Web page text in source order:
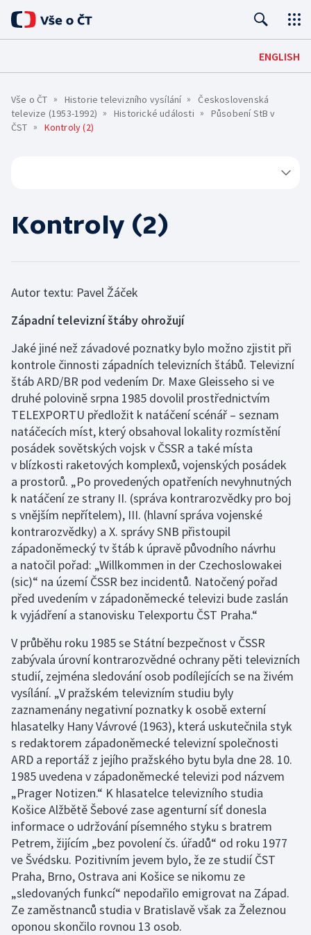
ENGLISH
Kontakty
Lidé
Rada ČT
Etický panel
Statut ČT
Kodex ČT
ČT podporuje
Hasičský sbor
Červené tlačítko
Jak sledovat
Edice ČT
Přístupnost
Vliv vysílání na děti
Časté dotazy
SPOLUPRÁCE A KARIÉRA
Scénický provoz
Produkce a audiovizuální tvorba
Reklama
Pravidla pro dodavatele
Veřejné zakázky
Registr
Zákony
Standardy ČT
GDPR
Svobodný přístup k informacím
Smluvní podmínky ČT
Bezpečnostní pravidla pro návštěvníky ČT
Vše o ČT Historie televizního vysílání
Československá
televize (1953-1992)
Historické události
Působení StB v
ČST
Kontroly (2)
Kontroly (2)
Autor textu: Pavel Žáček
Západní televizní štáby ohrožují
Jaké jiné než závadové poznatky bylo možno zjistit při
kontrole činnosti západních televizních štábů. Televizní
štáb ARD/BR pod vedením Dr. Maxe Gleisseho si ve
druhé polovině srpna 1985 dovolil prostřednictvím
TELEXPORTU předložit k natáčení scénář – seznam
natáčecích míst, který obsahoval lokality rozmístění
posádek sovětských vojsk v ČSSR a také místa
v blízkosti raketových komplexů, vojenských posádek
a prostorů. „Po provedených opatřeních nevyhnutných
k natáčení ze strany II. (správa kontrarozvědky pro boj
s vnějším nepřítelem), III. (hlavní správa vojenské
kontrarozvědky) a X. správy SNB přistoupil
západoněmecký tv štáb k úpravě původního návrhu
a natočil pořad: „Willkommen in der Czechoslowakei
(sic)“ na území ČSSR bez incidentů. Natočený pořad
před uvedením v západoněmecké televizi bude zaslán
k vyjádření a stanovisku Telexportu ČST Praha.“
V průběhu roku 1985 se Státní bezpečnost v ČSSR
zabývala úrovní kontrarozvědné ochrany pěti televizních
studií, zejména sledování osob podílejících se na živém
vysílání. „V pražském televizním studiu byly
zaznamenány negativní poznatky k osobě externí
hlasatelky Hany Vávrové (1963), která uskutečnila styk
s redaktorem západoněmecké televizní společnosti
ARD a reportáž z jejího pražského bytu byla dne 28. 10.
1985 uvedena v západoněmecké televizi pod názvem
„Prager Notizen.“ K hlasatelce televizního studia
Košice Alžbětě Šebové zase agenturní síť donesla
informace o udržování písemného styku s bratrem
Petrem, žijícím „bez povolení čs. úřadů“ od roku 1977
ve Švédsku. Pozitivním jevem bylo, že ze studií ČST
Praha, Brno, Ostrava ani Košice se nikomu ze
„sledovaných funkcí“ nepodařilo emigrovat na Západ.
Ze zaměstnanců studia v Bratislavě však za Železnou
oponou skončilo rovnou 13 osob.